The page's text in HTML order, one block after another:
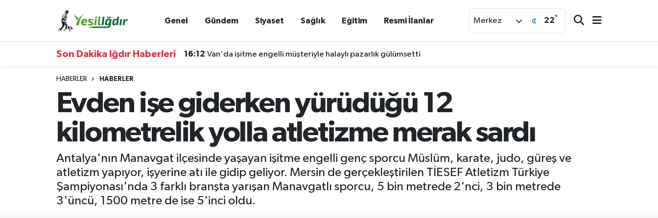
Genel Gündem Siyaset Sağlık Eğitim Resmi İlanlar Merkez 22°
Son Dakika Iğdır Haberleri 16:12 Van'da işitme engelli müşteriyle halaylı pazarlık gülümsetti
HABERLER HABERLER
Evden işe giderken yürüdüğü 12
kilometrelik yolla atletizme merak sardı
Antalya'nın Manavgat ilçesinde yaşayan işitme engelli genç sporcu Müslüm, karate, judo, güreş ve
atletizm yapıyor, işyerine atı ile gidip geliyor. Mersin de gerçekleştirilen TİESEF Atletizm Türkiye
Şampiyonası'nda 3 farklı branşta yarışan Manavgatlı sporcu, 5 bin metrede 2'nci, 3 bin metrede
3'üncü, 1500 metre de ise 5'inci oldu.
Iğdır Trafik Yoğunluk Haritası
Süper Lig Puan Durumu ve Fikstür
Tüm Manşetler
Son Dakika Haberleri